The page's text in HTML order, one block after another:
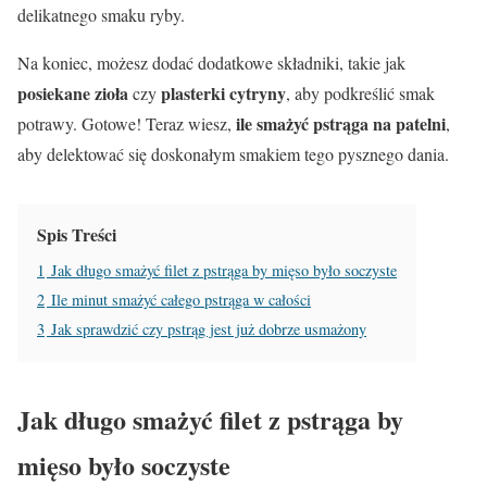
delikatnego smaku ryby.
Na koniec, możesz dodać dodatkowe składniki, takie jak
posiekane ziołaczyplasterki cytryny, aby podkreślić smak
potrawy. Gotowe! Teraz wiesz, ile smażyć pstrąga na patelni,
aby delektować się doskonałym smakiem tego pysznego dania.
Spis Treści
1 Jak długo smażyć filet z pstrąga by mięso było soczyste
2 Ile minut smażyć całego pstrąga w całości
3 Jak sprawdzić czy pstrąg jest już dobrze usmażony
Jak długo smażyć filet z pstrąga by
mięso było soczyste